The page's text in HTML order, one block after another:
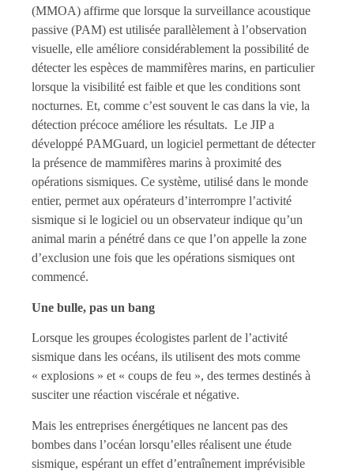
(MMOA) affirme que lorsque la surveillance acoustique
passive (PAM) est utilisée parallèlement à l’observation
visuelle, elle améliore considérablement la possibilité de
détecter les espèces de mammifères marins, en particulier
lorsque la visibilité est faible et que les conditions sont
nocturnes. Et, comme c’est souvent le cas dans la vie, la
détection précoce améliore les résultats. Le JIP a
développé PAMGuard, un logiciel permettant de détecter
la présence de mammifères marins à proximité des
opérations sismiques. Ce système, utilisé dans le monde
entier, permet aux opérateurs d’interrompre l’activité
sismique si le logiciel ou un observateur indique qu’un
animal marin a pénétré dans ce que l’on appelle la zone
d’exclusion une fois que les opérations sismiques ont
commencé.
Une bulle, pas un bang
Lorsque les groupes écologistes parlent de l’activité
sismique dans les océans, ils utilisent des mots comme
« explosions » et « coups de feu », des termes destinés à
susciter une réaction viscérale et négative.
Mais les entreprises énergétiques ne lancent pas des
bombes dans l’océan lorsqu’elles réalisent une étude
sismique, espérant un effet d’entraînement imprévisible